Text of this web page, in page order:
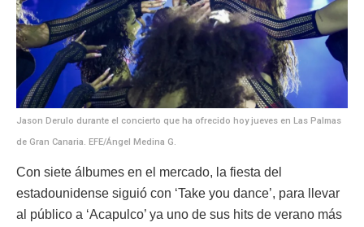
Jason Derulo durante el concierto que ha ofrecido hoy jueves en Las Palmas
de Gran Canaria. EFE/Ángel Medina G.
Con siete álbumes en el mercado, la fiesta del
estadounidense siguió con ‘Take you dance’, para llevar
al público a ‘Acapulco’ ya uno de sus hits de verano más